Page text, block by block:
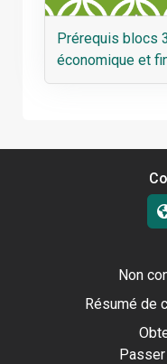
Prérequis blocs
économique et
Non
Résumé de